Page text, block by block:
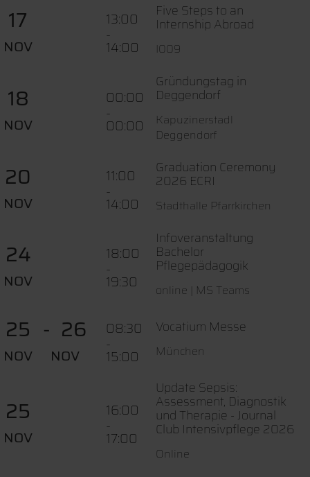
17
NOV
13:00
-
14:00
Five Steps to an
Internship Abroad
I009
18
NOV
00:00
-
00:00
Gründungstag in
Deggendorf
Kapuzinerstadl
Deggendorf
20
NOV
11:00
-
14:00
Graduation Ceremony
2026 ECRI
Stadthalle Pfarrkirchen
24
NOV
18:00
-
19:30
Infoveranstaltung
Bachelor
Pflegepädagogik
online | MS Teams
25
NOV
26
NOV
08:30
-
15:00
Vocatium Messe
München
25
NOV
16:00
-
17:00
Update Sepsis:
Assessment, Diagnostik
und Therapie - Journal
Club Intensivpflege 2026
Online